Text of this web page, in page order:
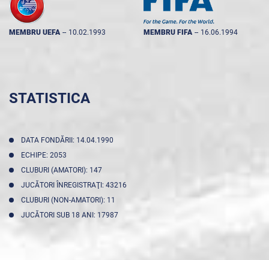
MEMBRU UEFA -- 10.02.1993 MEMBRU FIFA -- 16.06.1994
STATISTICA
DATA FONDĂRII: 14.04.1990
ECHIPE: 2053
CLUBURI (AMATORI): 147
JUCĂTORI ÎNREGISTRAŢI: 43216
CLUBURI (NON-AMATORI): 11
JUCĂTORI SUB 18 ANI: 17987